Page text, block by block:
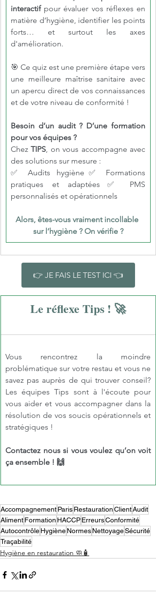
interactif pour évaluer vos réflexes en
matière d’hygiène, identifier les points
forts… et surtout les axes
d'amélioration.
🎯 Ce quiz est une première étape vers
une meilleure maîtrise sanitaire avec
un apercu direct de vos connaissances
et de votre niveau de conformité !
Besoin d’un audit ? D’une formation
pour vos équipes ?
Chez TIPS, on vous accompagne avec
des solutions sur mesure :
✅ Audits hygiène✅ Formations
pratiques et adaptées✅ PMS
personnalisés et opérationnels
Alors, êtes-vous vraiment incollable
sur l’hygiène ? On vérifie ?
👉 JE FAIS LE TEST ICI 👈
Le réflexe Tips ! 🚀
Vous rencontrez la moindre
problématique sur votre restau et vous ne
savez pas auprès de qui trouver conseil?
Les équipes Tips sont à l'écoute pour
vous aider et vous accompagner dans la
résolution de vos soucis opérationnels et
stratégiques !
Contactez nous si vous voulez qu’on voit
ça ensemble ! 🙌
AccompagnementParisRestaurationClientAudit
AlimentFormation HACCPErreursConformité
AutocontrôleHygièneNormesNettoyageSécurité
Traçabilité
Hygiène en restauration 🧼🧴